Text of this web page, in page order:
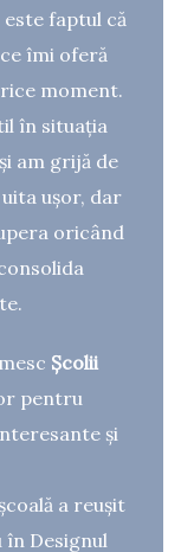
faptul că
îmi oferă
moment.
în situația
am grijă de
ușor, dar
oricând
Școlii
pentru
și
a reușit
în Designul